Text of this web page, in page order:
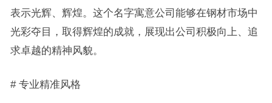
表示光辉、辉煌。这个名字寓意公司能够在钢材市场中
光彩夺目，取得辉煌的成就，展现出公司积极向上、追
求卓越的精神风貌。
# 专业精准风格